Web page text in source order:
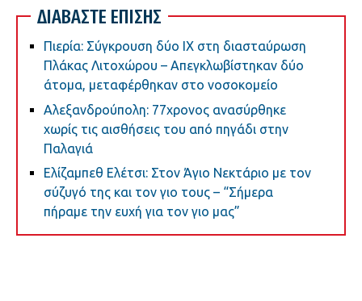
ΔΙΑΒΑΣΤΕ ΕΠΙΣΗΣ
Πιερία: Σύγκρουση δύο ΙΧ στη διασταύρωση
Πλάκας Λιτοχώρου – Απεγκλωβίστηκαν δύο
άτομα, μεταφέρθηκαν στο νοσοκομείο
Αλεξανδρούπολη: 77χρονος ανασύρθηκε
χωρίς τις αισθήσεις του από πηγάδι στην
Παλαγιά
Ελίζαμπεθ Ελέτσι: Στον Άγιο Νεκτάριο με τον
σύζυγό της και τον γιο τους – “Σήμερα
πήραμε την ευχή για τον γιο μας”